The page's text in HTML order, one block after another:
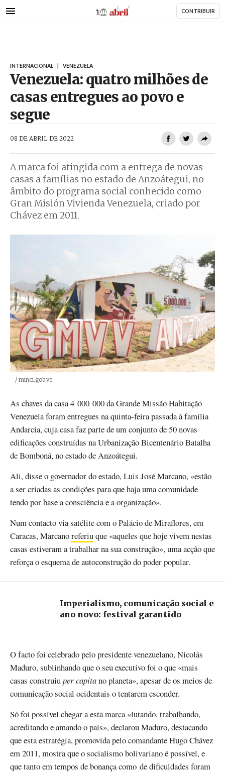
para
AbrilAbril CONTRIBUIR
INTERNACIONAL VENEZUELA
Venezuela: quatro milhões de
casas entregues ao povo e
segue
08 DE ABRIL DE 2022
A marca foi atingida com a entrega de novas
casas a famílias no estado de Anzoátegui, no
âmbito do programa social conhecido como
Gran Misión Vivienda Venezuela, criado por
Chávez em 2011.
Créditos
/ minci.gob.ve
As chaves da casa 4 000 000 da Grande Missão Habitação
Venezuela foram entregues na quinta-feira passada à família
Andarcia, cuja casa faz parte de um conjunto de 50 novas
edificações construídas na Urbanização Bicentenário Batalha
de Bomboná, no estado de Anzoátegui.
Ali, disse o governador do estado, Luis José Marcano, «estão
a ser criadas as condições para que haja uma comunidade
tendo por base a consciência e a organização».
Num contacto via satélite com o Palácio de Miraflores, em
Caracas, Marcanoreferiuque «aqueles que hoje vivem nestas
casas estiveram a trabalhar na sua construção», uma acção que
reforça o esquema de autoconstrução do poder popular.
Imperialismo, comunicação social e
ano novo: festival garantido
O facto foi celebrado pelo presidente venezuelano, Nicolás
Maduro, sublinhando que o seu executivo foi o que «mais
casas construiuper capitano planeta», apesar de os meios de
comunicação social ocidentais o tentarem esconder.
Só foi possível chegar a esta marca «lutando, trabalhando,
acreditando e amando o país», declarou Maduro, destacando
que esta estratégia, promovida pelo comandante Hugo Chávez
em 2011, mostra que o socialismo bolivariano é possível, e
que tanto em tempos de bonança como de dificuldades foram